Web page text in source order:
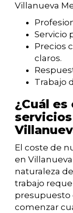
Villanueva
Servicio
Precios
claros.
Trabajo
¿Cuál
El coste de
en
naturaleza
trabajo
presupuesto
comenzar